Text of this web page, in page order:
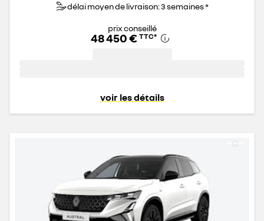
délai moyen de livraison: 3 semaines *
prix conseillé
48 450 € TTC*
voir les détails